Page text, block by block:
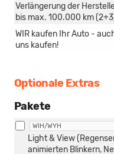
Verlängerung der
bis max. 100.000 km
WIR kaufen Ihr Auto -
uns kaufen!
Optionale Extras
Pakete
WIH/WYH
Light & View
animierten Blinkern,